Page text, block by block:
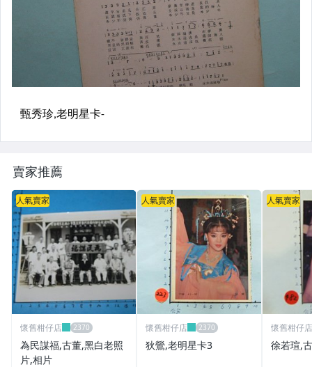
賣家推薦
人氣賣家
懷舊柑仔店
為民謀福,古董,黑白老照
片,相片
人氣賣家
懷舊柑仔店
狄鶯,老明星卡3
人氣賣家
懷舊柑仔店
徐若瑄,